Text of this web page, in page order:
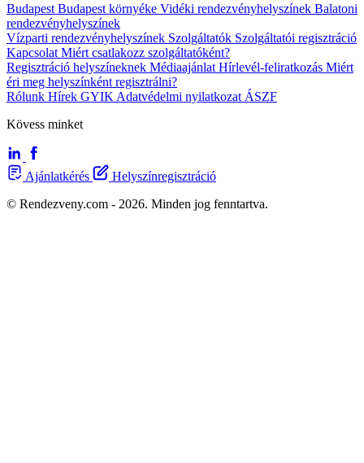
Budapest Budapest környéke Vidéki rendezvényhelyszínek Balatoni
rendezvényhelyszínek
Vízparti rendezvényhelyszínek Szolgáltatók Szolgáltatói regisztráció
Kapcsolat Miért csatlakozz szolgáltatóként?
Regisztráció helyszíneknek Médiaajánlat Hírlevél-feliratkozás Miért
éri meg helyszínként regisztrálni?
Rólunk Hírek GYIK Adatvédelmi nyilatkozat ÁSZF
Kövess minket
Ajánlatkérés
Helyszínregisztráció
© Rendezveny.com - 2026. Minden jog fenntartva.